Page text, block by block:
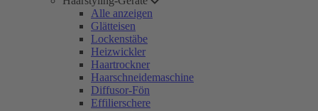
Alle anzeigen
Glätteisen
Lockenstäbe
Heizwickler
Haartrockner
Haarschneidemaschine
Diffusor-Fön
Effilierschere